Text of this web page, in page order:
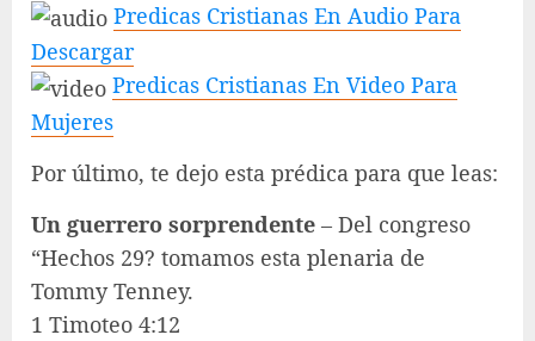
Predicas Cristianas En Audio Para
Descargar
Predicas Cristianas En Video Para
Mujeres
Por último, te dejo esta prédica para que leas:
Un guerrero sorprendente – Del congreso
“Hechos 29? tomamos esta plenaria de
Tommy Tenney.
1 Timoteo 4:12